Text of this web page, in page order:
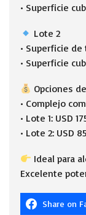
• Superficie
Lote 2
• Superficie
• Superficie
Opciones
• Complejo
• Lote 1: USD
• Lote 2: USD
Ideal para
Excelente
Share on